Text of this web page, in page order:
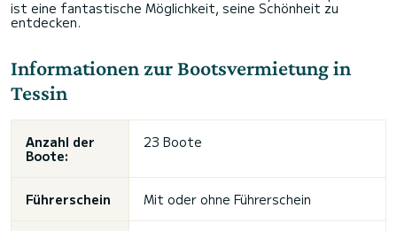
ist eine fantastische Möglichkeit, seine Schönheit zu
entdecken.
Informationen zur Bootsvermietung in
Tessin
Anzahl der
Boote:
23 Boote
Führerschein Mit oder ohne Führerschein